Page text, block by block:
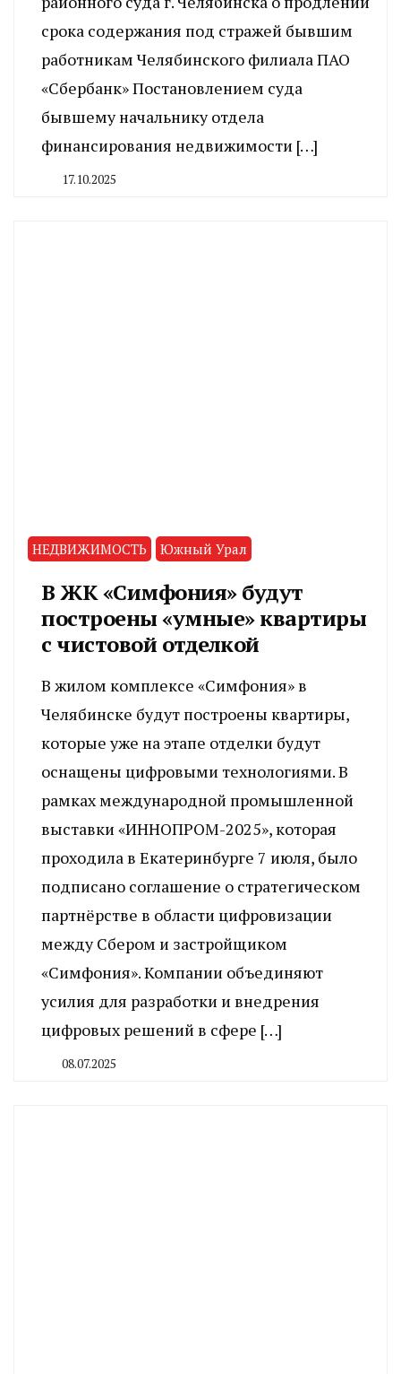
срока содержания под стражей бывшим
работникам Челябинского филиала ПАО
«Сбербанк» Постановлением суда
бывшему начальнику отдела
финансирования недвижимости […]
17.10.2025
НЕДВИЖИМОСТЬ Южный Урал
В ЖК «Симфония» будут
построены «умные» квартиры
с чистовой отделкой
В жилом комплексе «Симфония» в
Челябинске будут построены квартиры,
которые уже на этапе отделки будут
оснащены цифровыми технологиями. В
рамках международной промышленной
выставки «ИННОПРОМ-2025», которая
проходила в Екатеринбурге 7 июля, было
подписано соглашение о стратегическом
партнёрстве в области цифровизации
между Сбером и застройщиком
«Симфония». Компании объединяют
усилия для разработки и внедрения
цифровых решений в сфере […]
08.07.2025